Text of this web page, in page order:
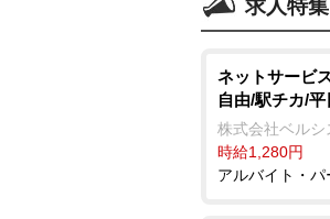
求人特集
ネットサービ
自由/駅チカ/
株式会社ベルシ
時給1,280円
アルバイト・